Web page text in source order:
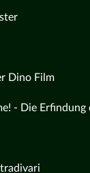
Dino Film
- Die Erfindung